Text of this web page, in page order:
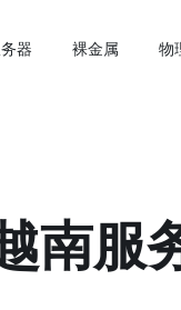
器 裸金属 物
南服